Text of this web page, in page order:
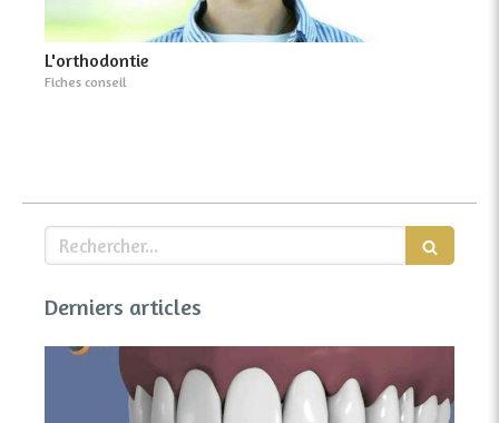
L'orthodontie
Fiches conseil
Rechercher
Derniers articles